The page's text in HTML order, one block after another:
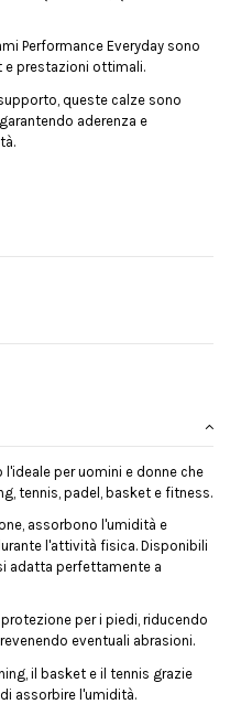
Performance Everyday sono
prestazioni ottimali.
queste calze sono
aderenza e
per uomini e donne che
tennis, padel, basket e fitness.
assorbono l'umidità e
l'attività fisica. Disponibili
adatta perfettamente a
per i piedi, riducendo
eventuali abrasioni.
il basket e il tennis grazie
assorbire l'umidità.